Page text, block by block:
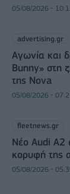
05/08/2026 -
advertising.gr
Αγωνία και
Bunny» στη
της Nova
05/08/2026 -
fleetnews.gr
Νέο Audi A2
κορυφή της
05/08/2026 -